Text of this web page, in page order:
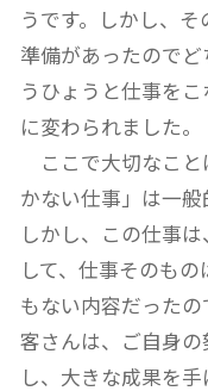
うです。しかし、そ
準備があったので
うひょうと仕事を
に変わられました。
ここで大切なこと
かない仕事」は一般
しかし、この仕事
して、仕事そのも
もない内容だった
客さんは、ご自身
し、大きな成果を手